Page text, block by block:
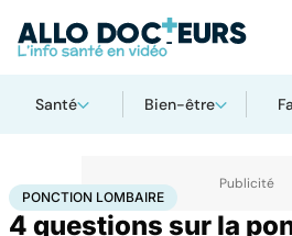
Santé Bien-être
AccueilSanté MaladiesPonction lombaire
PONCTION LOMBAIRE
4 questions sur la